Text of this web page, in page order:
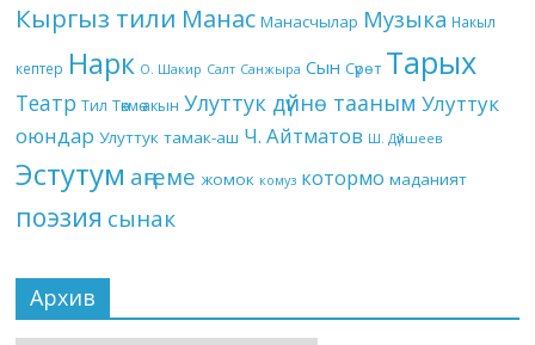
Кыргыз тили Манас Манасчылар Музыка Накыл
кептер Нарк О. Шакир Салт Санжыра Сын Сүрөт Тарых
Театр Тил Төкмө акын Улуттук дүйнө тааным Улуттук
оюндар Улуттук тамак-аш Ч. Айтматов Ш. Дүйшеев
Эстутум аңгеме жомок комуз котормо маданият
поэзия сынак
Архив